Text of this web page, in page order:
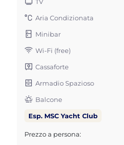
Aria Condizionata
Minibar
Wi-Fi (free)
Cassaforte
Armadio Spazioso
Balcone
Esp. MSC Yacht Club
Prezzo a persona: